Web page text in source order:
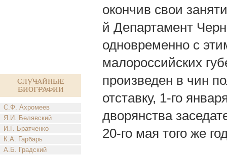
Случайные
биографии
С.Ф. Ахромеев
Я.И. Белявский
И.Г. Братченко
К.А. Гарбарь
А.Б. Градский
окончив свои
й Департамент
одновременно с
малороссийских
произведен в чин
отставку, 1-го
дворянства
20-го мая того же